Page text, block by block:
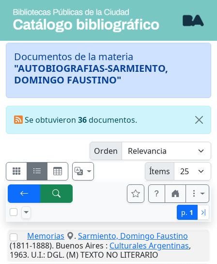
Documentos de la materia
"AUTOBIOGRAFIAS-SARMIENTO,
DOMINGO FAUSTINO"
Se obtuvieron 36documentos.
Orden
Ítems
p. 1
Memorias . Sarmiento, Domingo Faustino
(1811-1888). Buenos Aires : Culturales Argentinas,
1963. U.I.: DGL. (M) TEXTO NO LITERARIO